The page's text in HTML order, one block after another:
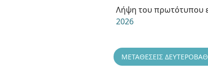
Λήψη του πρωτότυπου
2026
ΜΕΤΑΘΕΣΕΙΣ